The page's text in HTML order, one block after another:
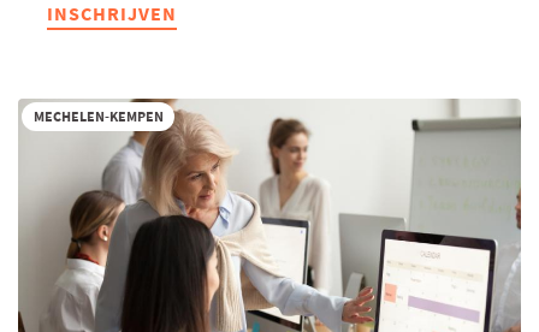
goes
iO
INSCHRIJVEN
MECHELEN-KEMPEN